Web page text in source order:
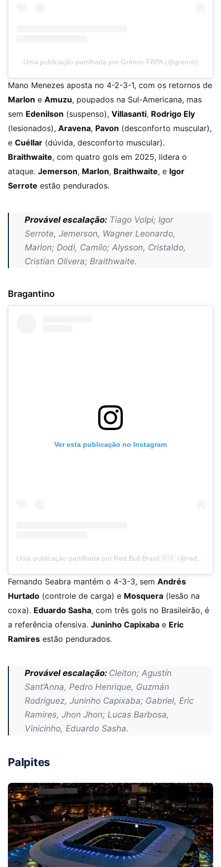
Uma publicação partilhada por Grêmio FBPA (@gremio)
Mano Menezes aposta no 4-2-3-1, com os retornos de
Marlon e Amuzu, poupados na Sul-Americana, mas
sem Edenilson (suspenso), Villasanti, Rodrigo Ely
(lesionados), Aravena, Pavon (desconforto muscular),
e Cuéllar (dúvida, desconforto muscular).
Braithwaite, com quatro gols em 2025, lidera o
ataque. Jemerson, Marlon, Braithwaite, e Igor
Serrote estão pendurados.
Provável escalação: Tiago Volpi; Igor
Serrote, Jemerson, Wagner Leonardo,
Marlon; Dodi, Camilo; Alysson, Cristaldo,
Cristian Olivera; Braithwaite.
Bragantino
Ver esta publicação no Instagram
Uma publicação partilhada por Red Bull Brasil 🇧🇷 (@redbullbr)
Fernando Seabra mantém o 4-3-3, sem Andrés
Hurtado (controle de carga) e Mosquera (lesão na
coxa). Eduardo Sasha, com três gols no Brasileirão, é
a referência ofensiva. Juninho Capixaba e Eric
Ramires estão pendurados.
Provável escalação: Cleiton; Agustín
Sant’Anna, Pedro Henrique, Guzmán
Rodríguez, Juninho Capixaba; Gabriel, Eric
Ramires, Jhon Jhon; Lucas Barbosa,
Vinicinho, Eduardo Sasha.
Palpites